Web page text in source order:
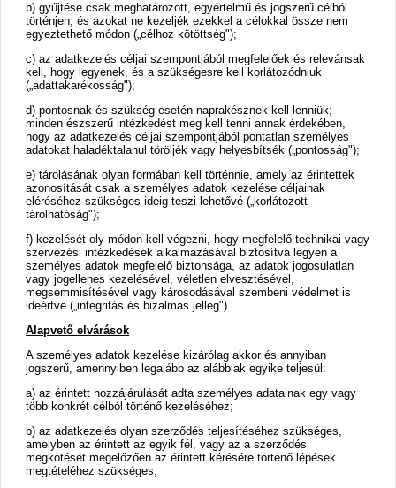
b) gyűjtése csak meghatározott, egyértelmű és jogszerű célból
történjen, és azokat ne kezeljék ezekkel a célokkal össze nem
egyeztethető módon („célhoz kötöttség");
c) az adatkezelés céljai szempontjából megfelelőek és relevánsak
kell, hogy legyenek, és a szükségesre kell korlátozódniuk
(„adattakarékosság");
d) pontosnak és szükség esetén naprakésznek kell lenniük;
minden észszerű intézkedést meg kell tenni annak érdekében,
hogy az adatkezelés céljai szempontjából pontatlan személyes
adatokat haladéktalanul töröljék vagy helyesbítsék („pontosság");
e) tárolásának olyan formában kell történnie, amely az érintettek
azonosítását csak a személyes adatok kezelése céljainak
eléréséhez szükséges ideig teszi lehetővé („korlátozott
tárolhatóság");
f) kezelését oly módon kell végezni, hogy megfelelő technikai vagy
szervezési intézkedések alkalmazásával biztosítva legyen a
személyes adatok megfelelő biztonsága, az adatok jogosulatlan
vagy jogellenes kezelésével, véletlen elvesztésével,
megsemmisítésével vagy károsodásával szembeni védelmet is
ideértve („integritás és bizalmas jelleg").
Alapvető elvárások
A személyes adatok kezelése kizárólag akkor és annyiban
jogszerű, amennyiben legalább az alábbiak egyike teljesül:
a) az érintett hozzájárulását adta személyes adatainak egy vagy
több konkrét célból történő kezeléséhez;
b) az adatkezelés olyan szerződés teljesítéséhez szükséges,
amelyben az érintett az egyik fél, vagy az a szerződés
megkötését megelőzően az érintett kérésére történő lépések
megtételéhez szükséges;